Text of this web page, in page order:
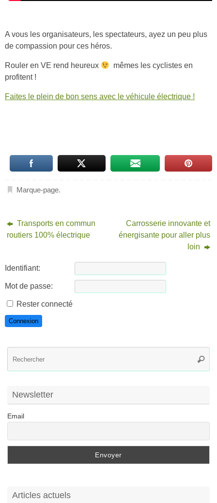
A vous les organisateurs, les spectateurs, ayez un peu plus
de compassion pour ces héros.
Rouler en VE rend heureux
mêmes les cyclistes en
profitent !
Faites le plein de bon sens avec le véhicule électrique !
Marque-page.
Transports en commun
routiers 100% électrique
Carrosserie innovante et
énergisante pour aller plus
loin
Identifiant:
Mot de passe:
Rester connecté
Connexion
Newsletter
Email
Articles actuels